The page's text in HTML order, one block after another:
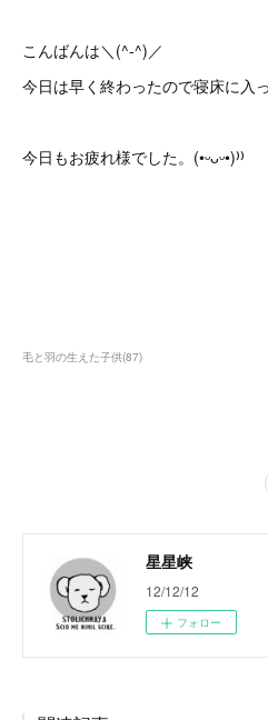
こんばんは＼(^-^)／
今日は早く終わったので 寝床に入
今日もお疲れ様でした。(•ᵕᴗᵕ•)⁾⁾
毛と羽の生えた子供(87)
星星峡
12/12/12
フォロー